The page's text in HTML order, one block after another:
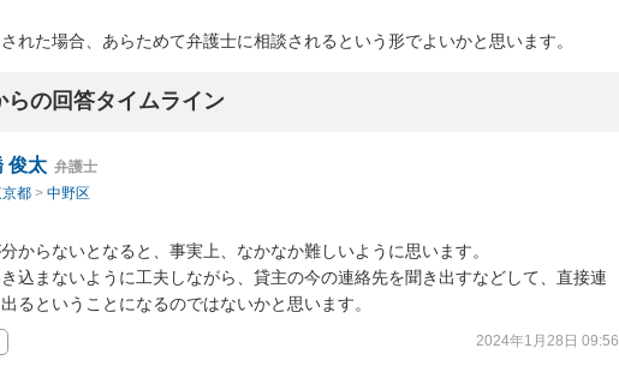
れた場合、あらためて弁護士に相談されるという形でよいかと思います。
らの回答タイムライン
俊太 弁護士
都 > 中野区
からないとなると、事実上、なかなか難しいように思います。
込まないように工夫しながら、貸主の今の連絡先を聞き出すなどして、直接連
るということになるのではないかと思います。
2024年1月28日 09:56